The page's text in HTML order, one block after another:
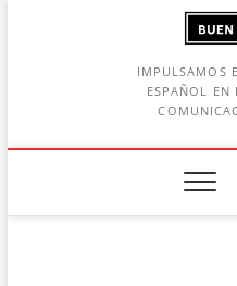
IMPULSAMOS
ESPAÑOL EN